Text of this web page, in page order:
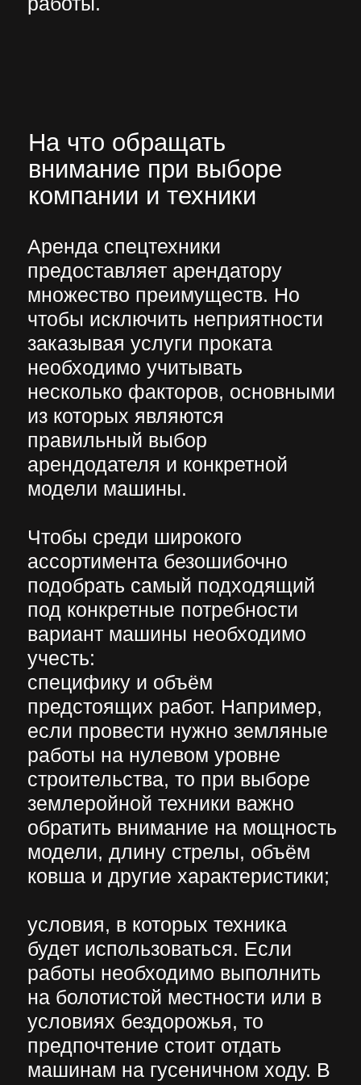
ковша и другие характеристики;
машинам на гусеничном ходу. В
стеснённых городских условиях
большинство задач успешно
можно решить с помощью
соответственным навесным
оборудованием;
функциональные возможности
спецтехники. Предварительно
проекта с возможностями
арендуемой модели. Некоторые
виды техники могут
одновременно выполнять
функции экскаватора,
погрузчика и бульдозера. Это
позволяет сэкономить на
использовании трёх отдельных
машин.
проанализировать ещё до
момента подписания договора
аренды.
Не менее важным аспектом
является выбор компании-
арендодателя. Сегодня
существует множество
недобросовестных фирм,
которые с целью повышения
рейтинга покупают
положительные отзывы.
Определить надёжные компании
можно по нескольким
критериям. У арендодателя есть
собственный транспортный парк
с разными видами спецтехники,
а также стабильно работающий
на компьютере и мобильном
устройстве сайт. Отзывы
оставлены клиентами не только
картах.
При обращении
профессиональные компании
предоставляют клиенту личного
менеджера. Техника
предоставляется в аренду с
опытными водителями.
Важна также ценовая политика
компании. Стоимость аренды не